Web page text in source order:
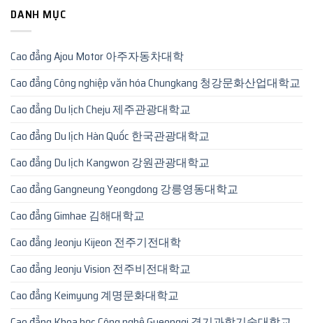
DANH MỤC
Cao đẳng Ajou Motor 아주자동차대학
Cao đẳng Công nghiệp văn hóa Chungkang 청강문화산업대학교
Cao đẳng Du lịch Cheju 제주관광대학교
Cao đẳng Du lịch Hàn Quốc 한국관광대학교
Cao đẳng Du lịch Kangwon 강원관광대학교
Cao đẳng Gangneung Yeongdong 강릉영동대학교
Cao đẳng Gimhae 김해대학교
Cao đẳng Jeonju Kijeon 전주기전대학
Cao đẳng Jeonju Vision 전주비전대학교
Cao đẳng Keimyung 계명문화대학교